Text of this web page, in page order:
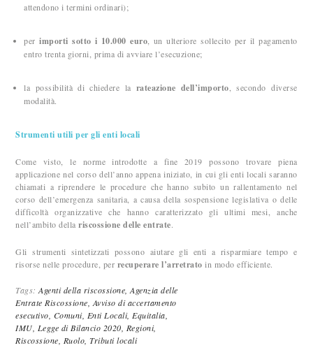
attendono i termini ordinari);
perimporti sotto i 10.000 euro , un ulteriore sollecito per il pagamento
entro trenta giorni, prima di avviare l’esecuzione;
la possibilità di chiedere la rateazione dell’importo , secondo diverse
modalità.
Strumenti utili per gli enti locali
Come visto, le norme introdotte a fine 2019 possono trovare piena
applicazione nel corso dell’anno appena iniziato, in cui gli enti locali saranno
chiamati a riprendere le procedure che hanno subito un rallentamento nel
corso dell’emergenza sanitaria, a causa della sospensione legislativa o delle
difficoltà organizzative che hanno caratterizzato gli ultimi mesi, anche
nell’ambito dellariscossione delle entrate.
Gli strumenti sintetizzati possono aiutare gli enti a risparmiare tempo e
risorse nelle procedure, per recuperare l’arretrato in modo efficiente.
Tags:Agenti della riscossione, Agenzia delle
Entrate Riscossione, Avviso di accertamento
esecutivo, Comuni, Enti Locali, Equitalia,
IMU, Legge di Bilancio 2020, Regioni,
Riscossione, Ruolo, Tributi locali